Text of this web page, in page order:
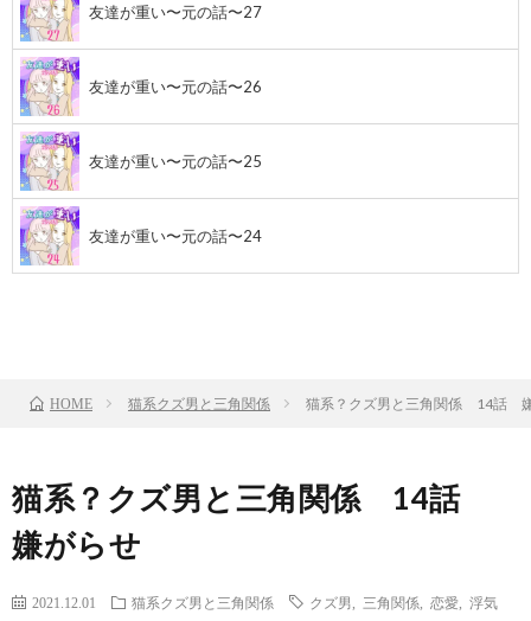
友達が重い〜元の話〜27
友達が重い〜元の話〜26
友達が重い〜元の話〜25
友達が重い〜元の話〜24
HOME 猫系クズ男と三角関係 猫系？クズ男と三角関係 14話
猫系？クズ男と三角関係 14話
嫌がらせ
2021.12.01 猫系クズ男と三角関係 クズ男 三角関係 恋愛 浮気